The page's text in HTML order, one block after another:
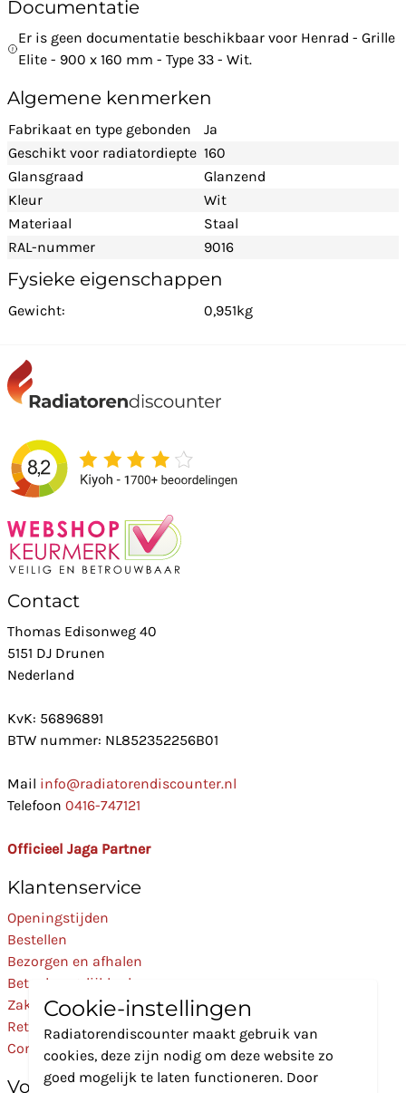
Documentatie
Er is geen documentatie beschikbaar voor Henrad - Grille
Elite - 900 x 160 mm - Type 33 - Wit.
Algemene kenmerken
Fabrikaat en type gebonden
Ja
Geschikt voor radiatordiepte 160
Glansgraad
Glanzend
Kleur
Wit
Materiaal
Staal
RAL-nummer
9016
Fysieke eigenschappen
Gewicht: 0,951kg
Contact
Thomas Edisonweg 40
5151 DJ Drunen
Nederland
KvK: 56896891
BTW nummer: NL852352256B01
Mail info@radiatorendiscounter.nl
Telefoon 0416-747121
Officieel Jaga Partner
Klantenservice
Openingstijden
Bestellen
Bezorgen en afhalen
Betaalmogelijkheden
Zakelijk
Retourneren
Contact
Volg Ons
Cookie-instellingen
Radiatorendiscounter maakt gebruik van
cookies, deze zijn nodig om deze website zo
goed mogelijk te laten functioneren. Door